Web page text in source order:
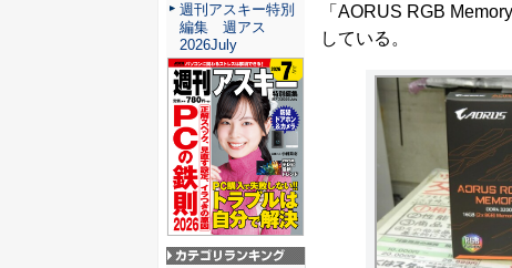
「AORUS RGB
している。
週刊アスキー特別
編集 週アス
2026July